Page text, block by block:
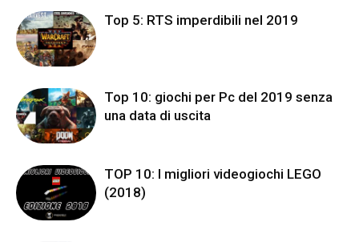
Top 5: RTS imperdibili nel 2019
Top 10: giochi per Pc del 2019 senza
una data di uscita
TOP 10: I migliori videogiochi LEGO
(2018)